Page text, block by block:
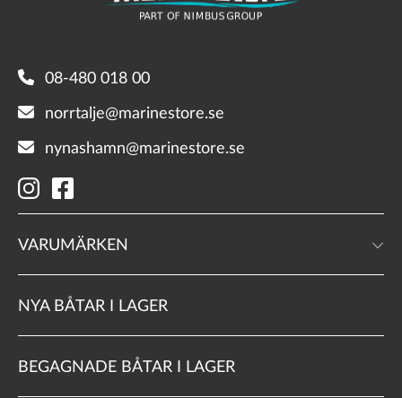
08-480 018 00
norrtalje@marinestore.se
nynashamn@marinestore.se
VARUMÄRKEN
NYA BÅTAR I LAGER
BEGAGNADE BÅTAR I LAGER